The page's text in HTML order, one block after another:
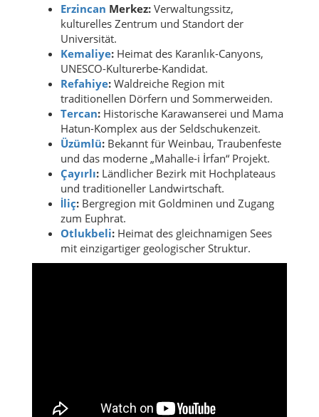
Erzincan Merkez: Verwaltungssitz,
kulturelles Zentrum und Standort der
Universität.
Kemaliye: Heimat des Karanlık-Canyons,
UNESCO-Kulturerbe-Kandidat.
Refahiye: Waldreiche Region mit
traditionellen Dörfern und Sommerweiden.
Tercan: Historische Karawanserei und Mama
Hatun-Komplex aus der Seldschukenzeit.
Üzümlü: Bekannt für Weinbau, Traubenfeste
und das moderne „Mahalle-i İrfan“ Projekt.
Çayırlı: Ländlicher Bezirk mit Hochplateaus
und traditioneller Landwirtschaft.
İliç: Bergregion mit Goldminen und Zugang
zum Euphrat.
Otlukbeli: Heimat des gleichnamigen Sees
mit einzigartiger geologischer Struktur.